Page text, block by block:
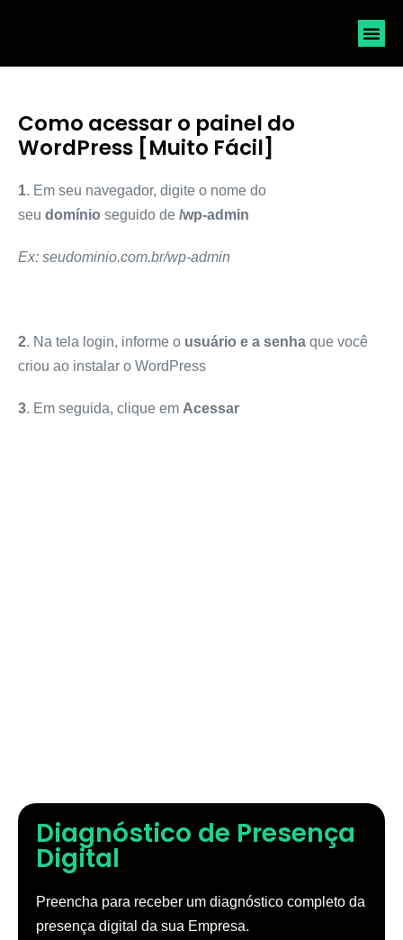
Como acessar o painel do
WordPress [Muito Fácil]
1. Em seu navegador, digite o nome do
seu domínio seguido de /wp-admin
Ex: seudominio.com.br/wp-admin
2. Na tela login, informe o usuário e a senha que você
criou ao instalar o WordPress
3. Em seguida, clique em Acessar
Diagnóstico de Presença
Digital
Preencha para receber um diagnóstico completo da
presença digital da sua Empresa.